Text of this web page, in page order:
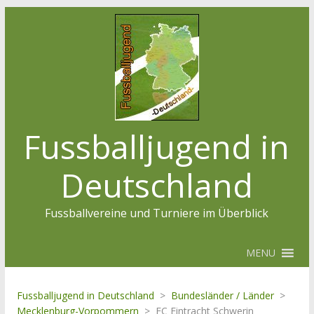
Fussballjugend in
Deutschland
Fussballvereine und Turniere im Überblick
MENU
Fussballjugend in Deutschland > Bundesländer / Länder >
Mecklenburg-Vorpommern > FC Eintracht Schwerin